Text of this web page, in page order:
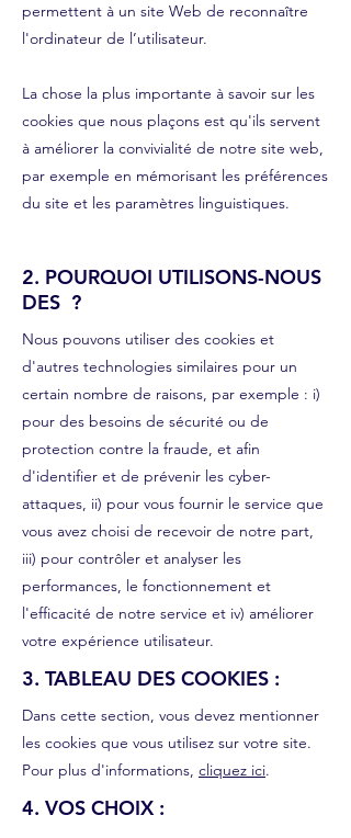
permettent à un site Web de reconnaître
l'ordinateur de l’utilisateur.
La chose la plus importante à savoir sur les
cookies que nous plaçons est qu'ils servent
à améliorer la convivialité de notre site web,
par exemple en mémorisant les préférences
du site et les paramètres linguistiques.
2. POURQUOI UTILISONS-NOUS
DES ?
Nous pouvons utiliser des cookies et
d'autres technologies similaires pour un
certain nombre de raisons, par exemple : i)
pour des besoins de sécurité ou de
protection contre la fraude, et afin
d'identifier et de prévenir les cyber-
attaques, ii) pour vous fournir le service que
vous avez choisi de recevoir de notre part,
iii) pour contrôler et analyser les
performances, le fonctionnement et
l'efficacité de notre service et iv) améliorer
votre expérience utilisateur.
3. TABLEAU DES COOKIES :
Dans cette section, vous devez mentionner
les cookies que vous utilisez sur votre site.
Pour plus d'informations, cliquez ici.
4. VOS CHOIX :